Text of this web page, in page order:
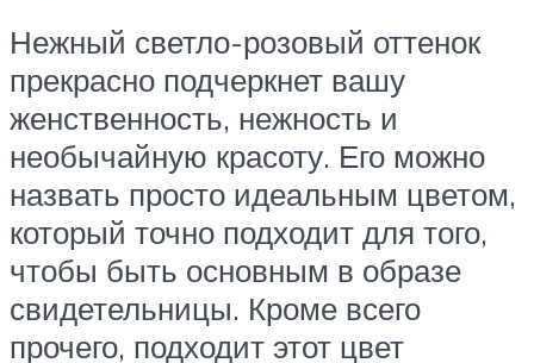
Нежный светло-розовый оттенок
прекрасно подчеркнет вашу
женственность, нежность и
необычайную красоту. Его можно
назвать просто идеальным цветом,
который точно подходит для того,
чтобы быть основным в образе
свидетельницы. Кроме всего
прочего, подходит этот цвет